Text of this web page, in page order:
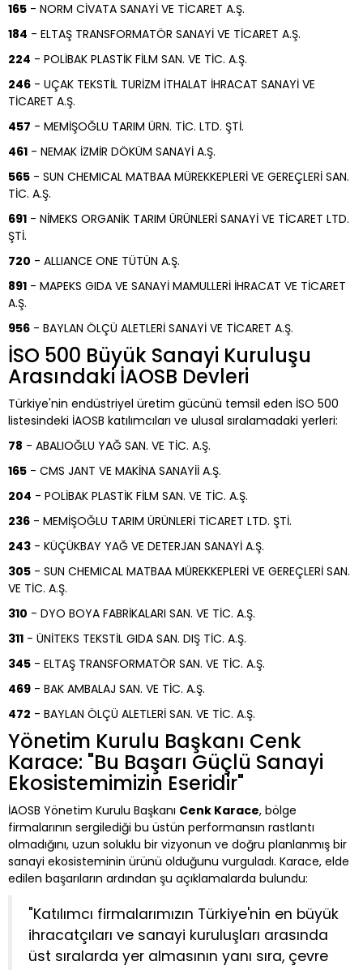
165 - NORM CİVATA SANAYİ VE TİCARET A.Ş.
184 - ELTAŞ TRANSFORMATÖR SANAYİ VE TİCARET A.Ş.
224 - POLİBAK PLASTİK FİLM SAN. VE TİC. A.Ş.
246 - UÇAK TEKSTİL TURİZM İTHALAT İHRACAT SANAYİ VE
TİCARET A.Ş.
457 - MEMİŞOĞLU TARIM ÜRN. TİC. LTD. ŞTİ.
461 - NEMAK İZMİR DÖKÜM SANAYİ A.Ş.
565 - SUN CHEMICAL MATBAA MÜREKKEPLERİ VE GEREÇLERİ SAN.
TİC. A.Ş.
691 - NİMEKS ORGANİK TARIM ÜRÜNLERİ SANAYİ VE TİCARET LTD.
ŞTİ.
720 - ALLIANCE ONE TÜTÜN A.Ş.
891 - MAPEKS GIDA VE SANAYİ MAMULLERİ İHRACAT VE TİCARET
A.Ş.
956 - BAYLAN ÖLÇÜ ALETLERİ SANAYİ VE TİCARET A.Ş.
İSO 500 Büyük Sanayi Kuruluşu
Arasındaki İAOSB Devleri
Türkiye'nin endüstriyel üretim gücünü temsil eden İSO 500
listesindeki İAOSB katılımcıları ve ulusal sıralamadaki yerleri:
78 - ABALIOĞLU YAĞ SAN. VE TİC. A.Ş.
165 - CMS JANT VE MAKİNA SANAYİİ A.Ş.
204 - POLİBAK PLASTİK FİLM SAN. VE TİC. A.Ş.
236 - MEMİŞOĞLU TARIM ÜRÜNLERİ TİCARET LTD. ŞTİ.
243 - KÜÇÜKBAY YAĞ VE DETERJAN SANAYİ A.Ş.
305 - SUN CHEMICAL MATBAA MÜREKKEPLERİ VE GEREÇLERİ SAN.
VE TİC. A.Ş.
310 - DYO BOYA FABRİKALARI SAN. VE TİC. A.Ş.
311 - ÜNİTEKS TEKSTİL GIDA SAN. DIŞ TİC. A.Ş.
345 - ELTAŞ TRANSFORMATÖR SAN. VE TİC. A.Ş.
469 - BAK AMBALAJ SAN. VE TİC. A.Ş.
472 - BAYLAN ÖLÇÜ ALETLERİ SAN. VE TİC. A.Ş.
Yönetim Kurulu Başkanı Cenk
Karace: "Bu Başarı Güçlü Sanayi
Ekosistemimizin Eseridir"
İAOSB Yönetim Kurulu Başkanı Cenk Karace, bölge
firmalarının sergilediği bu üstün performansın rastlantı
olmadığını, uzun soluklu bir vizyonun ve doğru planlanmış bir
sanayi ekosisteminin ürünü olduğunu vurguladı. Karace, elde
edilen başarıların ardından şu açıklamalarda bulundu:
"Katılımcı firmalarımızın Türkiye'nin en büyük
ihracatçıları ve sanayi kuruluşları arasında
üst sıralarda yer almasının yanı sıra, çevre